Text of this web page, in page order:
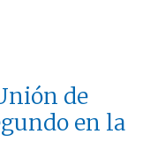
de
en la